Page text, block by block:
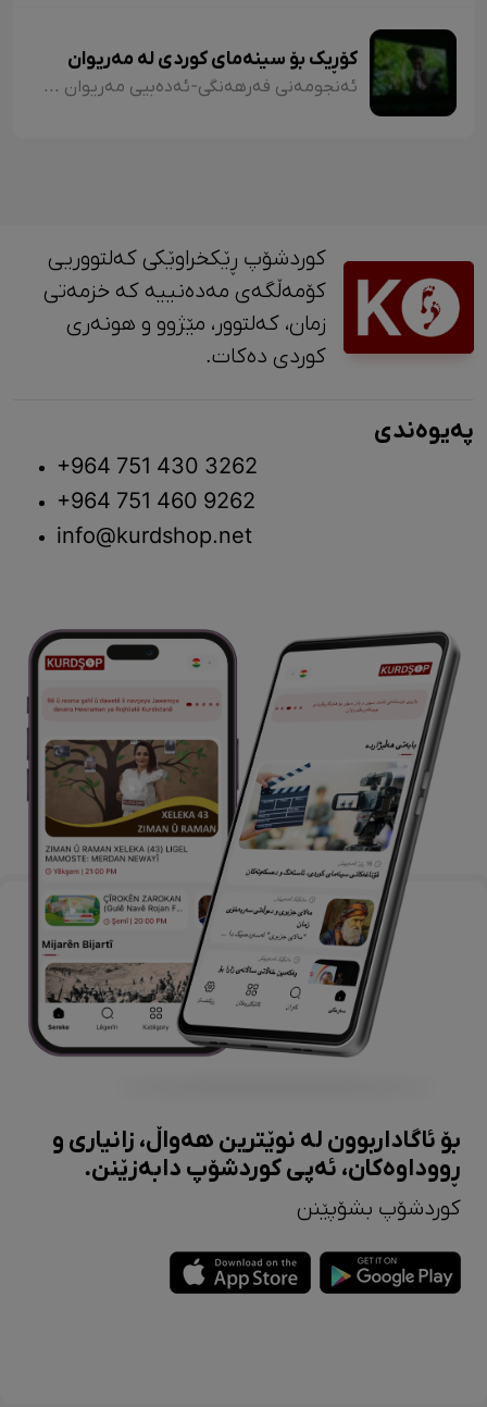
کۆڕیک بۆ سینەمای کوردی لە مەریوان
ئەنجومەنی فەرهەنگی-ئەدەبیی مەریوان بە هاوکاریی سینەما کوردستان، کۆڕێکی بۆ سینەمای کوردی و نمایشی سێ فیلمە تازەکەی سێ دەرهێنەری مەریوانی بەڕێوە برد.
کوردشۆپ ڕێکخراوێکی کەلتووریی
کۆمەڵگەی مەدەنییە کە خزمەتی
زمان، کەلتوور، مێژوو و ‎هونەری
کوردی دەکات.
پەیوەندی
+964 751 430 3262
+964 751 460 9262
info@kurdshop.net
بۆ ئاگاداربوون لە نوێترین هەواڵ، زانیاری و
ڕووداوەکان، ئەپی کوردشۆپ دابەزێنن.
کوردشۆپ بشۆپێنن